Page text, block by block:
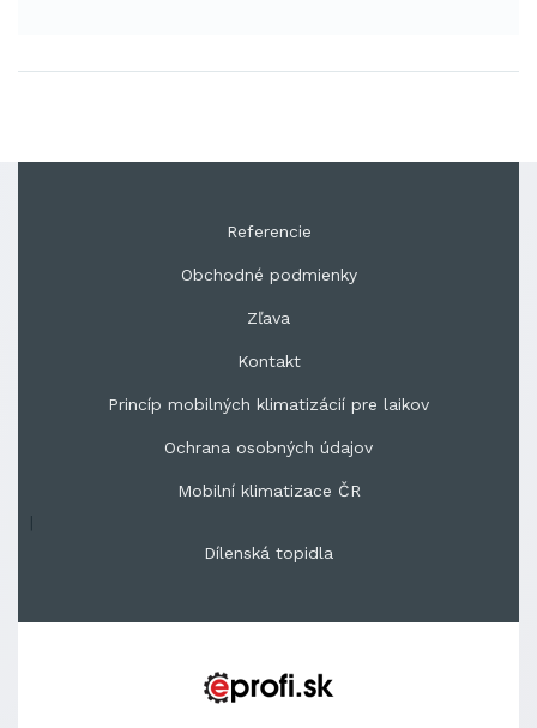
Referencie
Obchodné podmienky
Zľava
Kontakt
Princíp mobilných klimatizácií pre laikov
Ochrana osobných údajov
Mobilní klimatizace ČR
|
Dílenská topidla